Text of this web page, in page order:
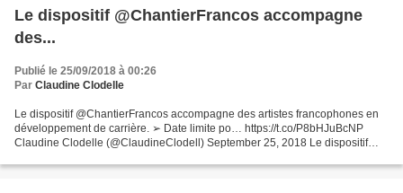
Le dispositif @ChantierFrancos accompagne
des...
Publié le 25/09/2018 à 00:26
Par Claudine Clodelle
Le dispositif @ChantierFrancos accompagne des artistes francophones en
développement de carrière. ➢ Date limite po… https://t.co/P8bHJuBcNP
Claudine Clodelle (@ClaudineClodell) September 25, 2018 Le dispositif